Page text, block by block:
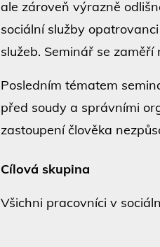
ale zároveň výrazně
sociální služby
služeb. Seminář se
Posledním tématem
před soudy a správními
zastoupení člověka
Cílová skupina
Všichni pracovníci v